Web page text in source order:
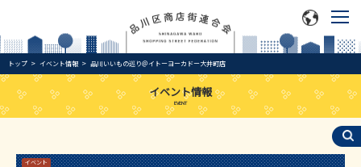
トップ イベント情報 品川いいもの巡り＠イトーヨーカドー大井町店
イベント情報
EVENT
イベント